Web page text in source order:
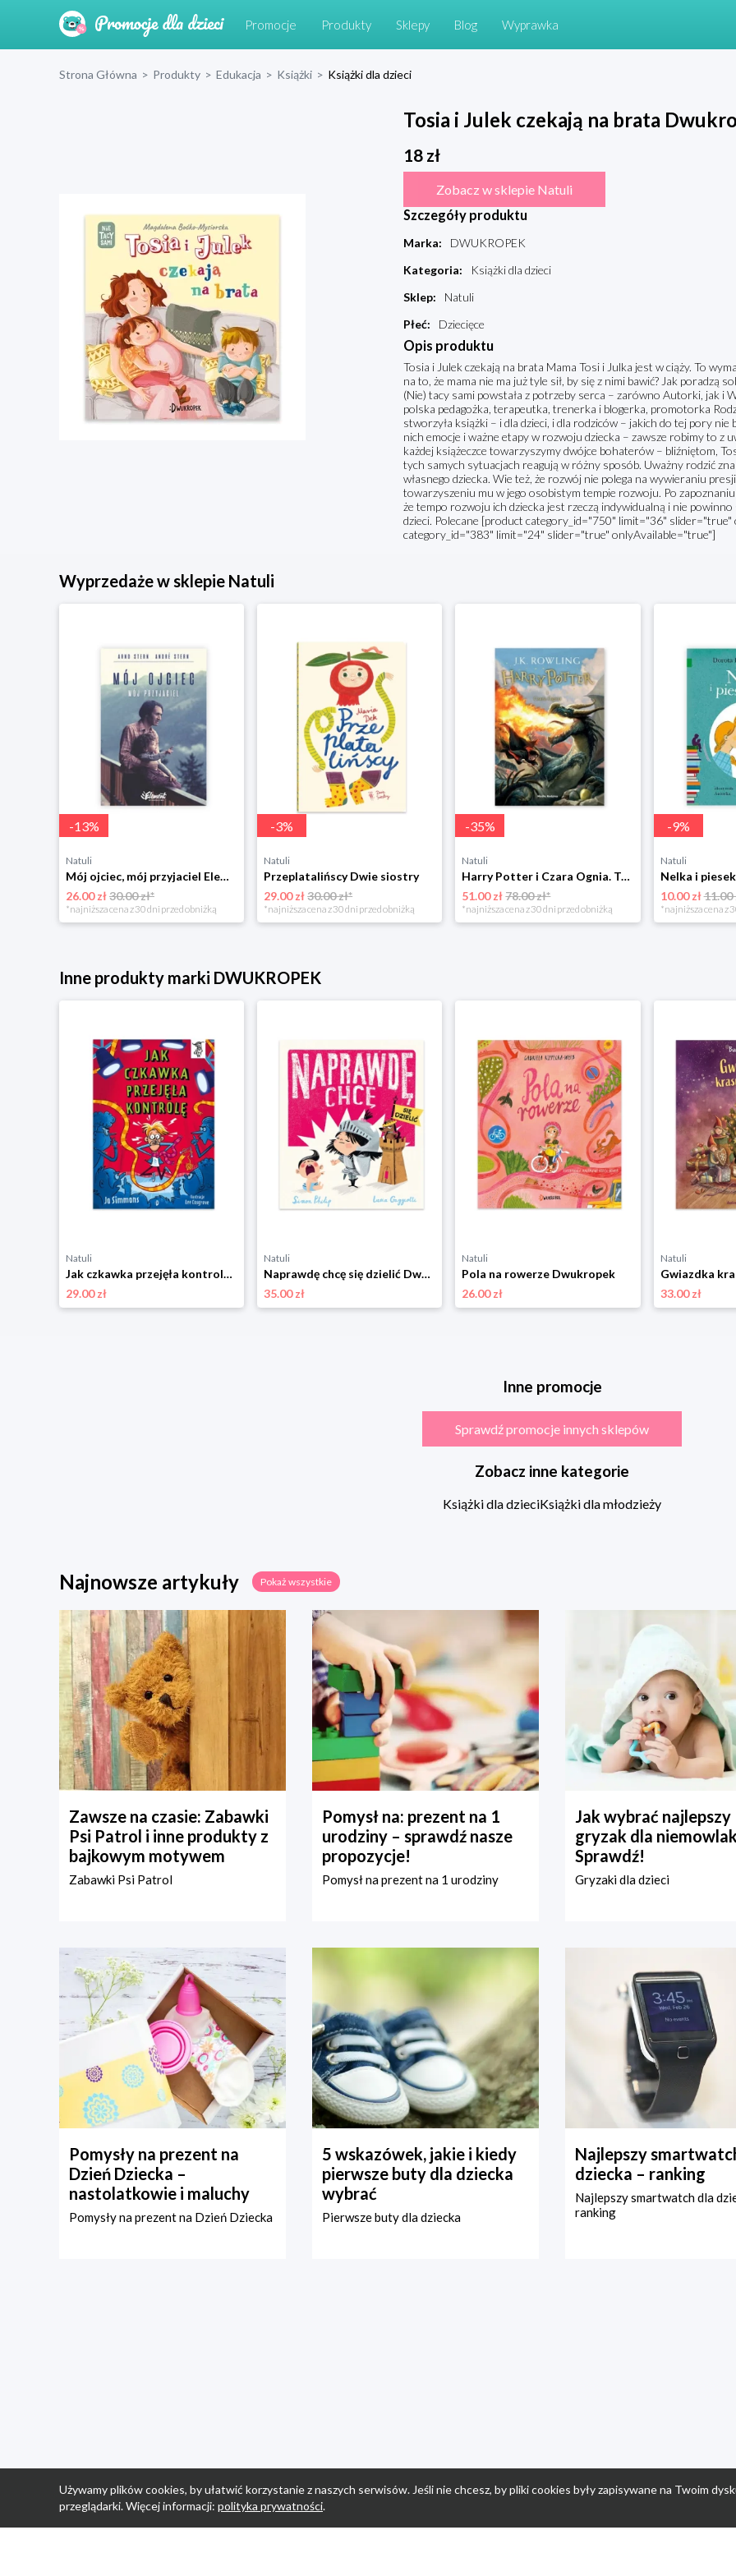
Promocje Produkty Sklepy Blog Wyprawka
Strona Główna > Produkty > Edukacja > Książki > Książki dla dzieci
Tosia i Julek czekają na brata
18zł
Zobacz w sklepie Natuli
Szczegóły produktu
Marka:
DWUKROPEK
Kategoria:
Książki dla dzieci
Sklep:
Natuli
Płeć: Dziecięce
Opis produktu
Tosia i Julek czekają na brata Mama Tosi i Julka jest w ciąży. To
na to, że mama nie ma już tyle sił, by się z nimi bawić? Jak poradzą
(Nie) tacy sami powstała z potrzeby serca – zarówno Autorki, jak i
polska pedagożka, terapeutka, trenerka i blogerka, promotorka
stworzyła książki – i dla dzieci, i dla rodziców – jakich do tej pory
nich emocje i ważne etapy w rozwoju dziecka – zawsze robimy to z
każdej książeczce towarzyszymy dwójce bohaterów – bliźniętom,
tych samych sytuacjach reagują w różny sposób. Uważny rodzić
własnego dziecka. Wie też, że rozwój nie polega na wywieraniu
towarzyszeniu mu w jego osobistym tempie rozwoju. Po
że tempo rozwoju ich dziecka jest rzeczą indywidualną i nie
dzieci. Polecane [product category_id="750" limit="36"
category_id="383" limit="24" slider="true" onlyAvailable="true"]
Wyprzedaże w sklepie Natuli
-13%
Natuli
Mój ojciec, mój przyjaciel Element
26.00 zł30.00 zł*
*najniższa cena z 30 dni przed obniżką
-3%
Natuli
Przeplatalińscy Dwie siostry
29.00 zł30.00 zł*
*najniższa cena z 30 dni przed obniżką
-35%
Natuli
Harry Potter i Czara Ognia. Tom 4 Media rodzina
51.00 zł78.00 zł*
*najniższa cena z 30 dni przed obniżką
-9%
Natuli
10.00 zł11.00
*najniższa cena z
Inne produkty marki DWUKROPEK
Natuli
Jak czkawka przejęła kontrolę. To Się Czyta Dwukropek
29.00 zł
Natuli
Naprawdę chcę się dzielić Dwukropek
35.00 zł
Natuli
Pola na rowerze Dwukropek
26.00 zł
Natuli
33.00 zł
Inne promocje
Sprawdź promocje innych sklepów
Zobacz inne kategorie
Książki dla dzieciKsiążki dla młodzieży
Najnowsze artykuły Pokaż wszystkie
Zawsze na czasie: Zabawki
Psi Patrol i inne produkty z
bajkowym motywem
Zabawki Psi Patrol
Pomysł na: prezent na 1
urodziny – sprawdź nasze
propozycje!
Pomysł na prezent na 1 urodziny
Jak wybrać najlepszy
gryzak dla
Sprawdź!
Gryzaki dla dzieci
Pomysły na prezent na
Dzień Dziecka –
nastolatkowie i maluchy
Pomysły na prezent na Dzień Dziecka
5 wskazówek, jakie i kiedy
pierwsze buty dla dziecka
wybrać
Pierwsze buty dla dziecka
Najlepszy
dziecka – ranking
Najlepszy smartwatch dla
ranking
Używamy plików cookies, by ułatwić korzystanie z naszych serwisów. Jeśli nie chcesz, by pliki cookies były zapisywane na Twoim
przeglądarki. Więcej informacji: polityka prywatności.